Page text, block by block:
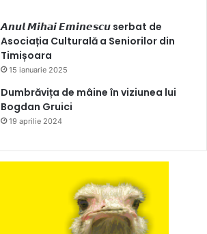
𝘼𝙣𝙪𝙡 𝙈𝙞𝙝𝙖𝙞 𝙀𝙢𝙞𝙣𝙚𝙨𝙘𝙪 serbat de
Asociația Culturală a Seniorilor din
Timișoara
15 ianuarie 2025
Dumbrăvița de mâine în viziunea lui
Bogdan Gruici
19 aprilie 2024